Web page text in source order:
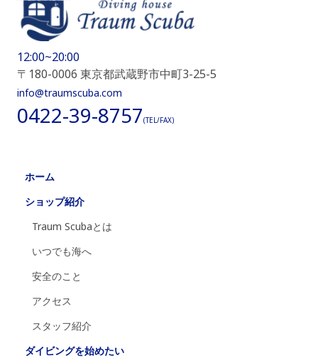
12:00~20:00
〒180-0006 東京都武蔵野市中町3-25-5
info@traumscuba.com
0422-39-8757(TEL/FAX)
ホーム
ショップ紹介
Traum Scubaとは
いつでも海へ
安全のこと
アクセス
スタッフ紹介
ダイビングを始めたい